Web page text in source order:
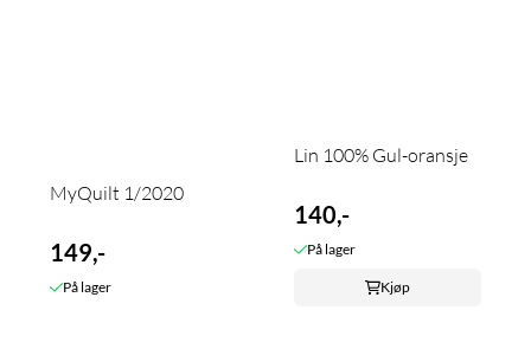
MyQuilt 1/2020
149,-
På lager
Lin 100% Gul-oransje
140,-
På lager
Kjøp